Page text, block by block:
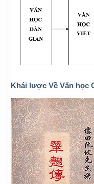
Khái lược Về Văn học